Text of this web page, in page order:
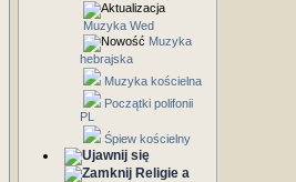
Muzyka Wed
Muzyka
hebrajska
Muzyka kościelna
Początki polifonii
PL
Śpiew kościelny
Religie a